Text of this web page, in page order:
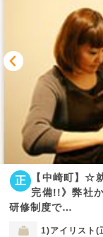
正
【中崎町】☆
完備!!》弊社
研修制度で…
1)アイリスト(